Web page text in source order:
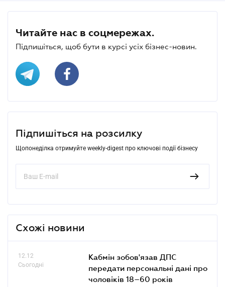
Читайте нас в соцмережах.
Підпишіться, щоб бути в курсі усіх бізнес-новин.
Підпишіться на розсилку
Щопонеділка отримуйте weekly-digest про ключові події бізнесу
Схожі новини
12.12
Сьогодні
Кабмін зобов'язав ДПС
передати персональні дані про
чоловіків 18–60 років